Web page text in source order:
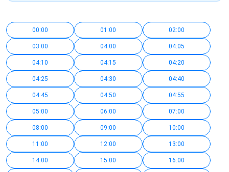
00:00 01:00 02:00
03:00 04:00 04:05
04:10 04:15 04:20
04:25 04:30 04:40
04:45 04:50 04:55
05:00 06:00 07:00
08:00 09:00 10:00
11:00 12:00 13:00
14:00 15:00 16:00